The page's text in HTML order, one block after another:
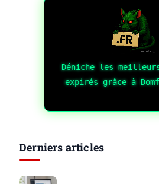
Déniche les
expirés grâce à
Derniers articles